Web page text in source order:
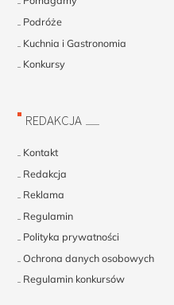
Podróże
Kuchnia i Gastronomia
Konkursy
REDAKCJA
Kontakt
Redakcja
Reklama
Regulamin
Polityka prywatności
Ochrona danych osobowych
Regulamin konkursów